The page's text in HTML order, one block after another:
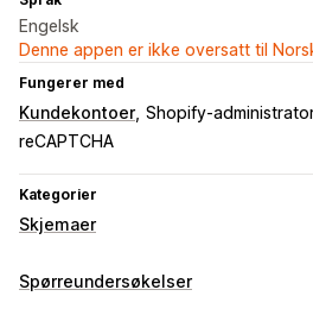
Engelsk
Denne appen er ikke oversatt til
Fungerer med
Kundekontoer Shopify-
reCAPTCHA
Kategorier
Skjemaer
Skjematyper
Spørreundersøkelser